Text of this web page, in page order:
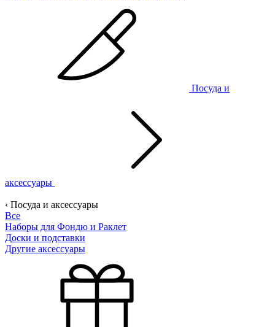
Посуда и
аксессуары
‹ Посуда и аксессуары
Все
Наборы для Фондю и Раклет
Доски и подставки
Другие аксессуары